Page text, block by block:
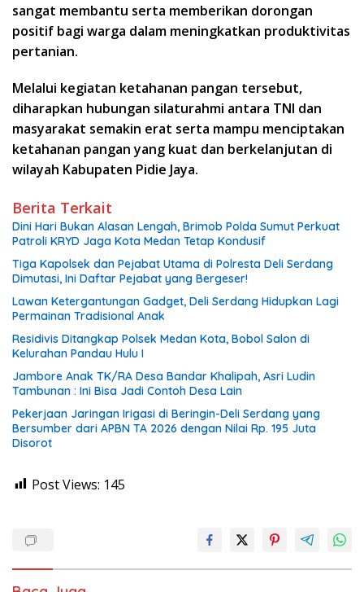
sangat membantu serta memberikan dorongan
positif bagi warga dalam meningkatkan produktivitas
pertanian.
Melalui kegiatan ketahanan pangan tersebut,
diharapkan hubungan silaturahmi antara TNI dan
masyarakat semakin erat serta mampu menciptakan
ketahanan pangan yang kuat dan berkelanjutan di
wilayah Kabupaten Pidie Jaya.
Berita Terkait
Dini Hari Bukan Alasan Lengah, Brimob Polda Sumut Perkuat
Patroli KRYD Jaga Kota Medan Tetap Kondusif
Tiga Kapolsek dan Pejabat Utama di Polresta Deli Serdang
Dimutasi, Ini Daftar Pejabat yang Bergeser!
Lawan Ketergantungan Gadget, Deli Serdang Hidupkan Lagi
Permainan Tradisional Anak
Residivis Ditangkap Polsek Medan Kota, Bobol Salon di
Kelurahan Pandau Hulu I
Jambore Anak TK/RA Desa Bandar Khalipah, Asri Ludin
Tambunan : Ini Bisa Jadi Contoh Desa Lain
Pekerjaan Jaringan Irigasi di Beringin-Deli Serdang yang
Bersumber dari APBN TA 2026 dengan Nilai Rp. 195 Juta
Disorot
Post Views: 145